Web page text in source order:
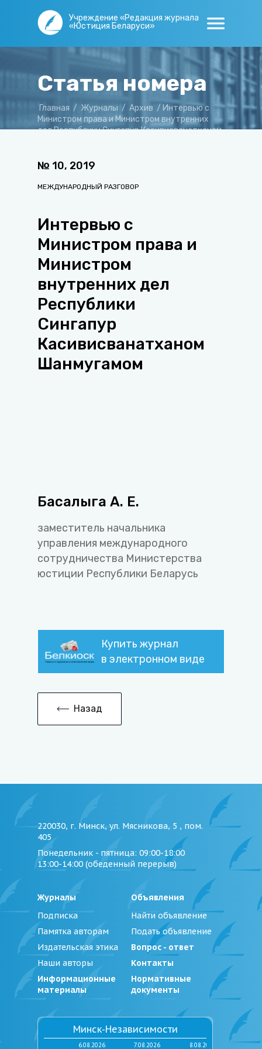
Учреждение «Редакция журнала
«Юстиция Беларуси»
Статья номера
Главная / Журналы / Архив / Интервью с
Министром права и Министром внутренних
дел Республики Сингапур Касивисванатханом
№ 10, 2019
МЕЖДУНАРОДНЫЙ РАЗГОВОР
Интервью с
Министром права и
Министром
внутренних дел
Республики
Сингапур
Касивисванатханом
Шанмугамом
Басалыга А. Е.
заместитель начальника
управления международного
сотрудничества Министерства
юстиции Республики Беларусь
Купить журнал
в электронном виде
Назад
220030, г. Минск, ул. Мясникова, 5 , пом.
405
Понедельник - пятница: 09:00-18:00
13:00-14:00 (обеденный перерыв)
Журналы
Подписка
Памятка авторам
Издательская этика
Наши авторы
Информационные
материалы
Объявления
Найти объявление
Подать объявление
Вопрос - ответ
Контакты
Нормативные
документы
Минск-Независимости
6.08.2026 7.08.2026 8.08.2026